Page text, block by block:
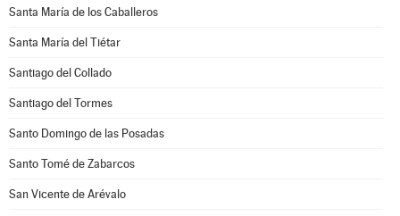
Santa María de los Caballeros
Santa María del Tiétar
Santiago del Collado
Santiago del Tormes
Santo Domingo de las Posadas
Santo Tomé de Zabarcos
San Vicente de Arévalo